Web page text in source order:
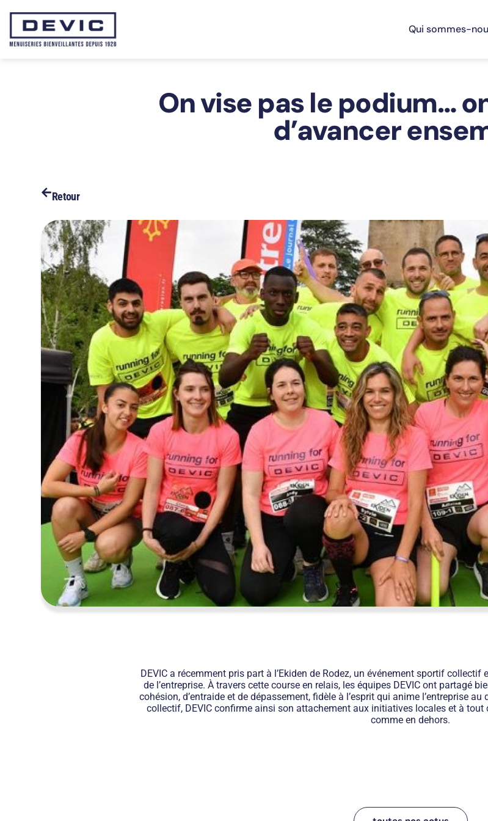
Qui sommes-
On vise pas le podium…
d’avancer
Retour
DEVIC a récemment pris part à l’Ekiden de Rodez, un événement sportif
de l’entreprise. À travers cette course en relais, les équipes DEVIC ont partagé
cohésion, d’entraide et de dépassement, fidèle à l’esprit qui anime l’entreprise
collectif, DEVIC confirme ainsi son attachement aux initiatives locales et à tout
comme en dehors.